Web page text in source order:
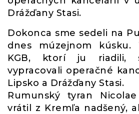
Drážďany Stasi.
Dokonca sme sedeli na
dnes múzejnom kúsku.
KGB, ktorí ju riadili,
vypracovali operačné
Lipsko a Drážďany Stasi.
Rumunský tyran
vrátil z Kremľa nadšený,